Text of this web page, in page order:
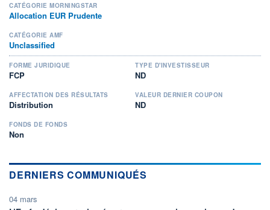
CATÉGORIE MORNINGSTAR
Allocation EUR Prudente
CATÉGORIE AMF
Unclassified
FORME JURIDIQUE
FCP
TYPE D'INVESTISSEUR
ND
AFFECTATION DES RÉSULTATS
Distribution
VALEUR DERNIER COUPON
ND
FONDS DE FONDS
Non
DERNIERS COMMUNIQUÉS
04 mars